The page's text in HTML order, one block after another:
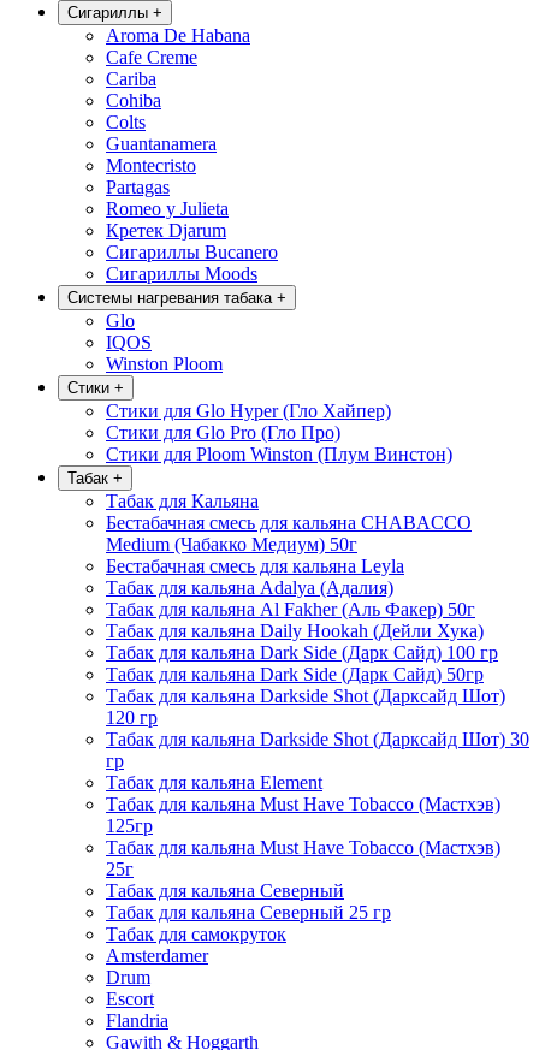
Сигариллы +
Aroma De Habana
Cafe Creme
Cariba
Cohiba
Colts
Guantanamera
Montecristo
Partagas
Romeo y Julieta
Кретек Djarum
Сигариллы Bucanero
Сигариллы Moods
Системы нагревания табака +
Glo
IQOS
Winston Ploom
Стики +
Стики для Glo Hyper (Гло Хайпер)
Стики для Glo Pro (Гло Про)
Стики для Ploom Winston (Плум Винстон)
Табак +
Табак для Кальяна
Бестабачная смесь для кальяна CHABACCO
Medium (Чабакко Медиум) 50г
Бестабачная смесь для кальяна Leyla
Табак для кальяна Adalya (Адалия)
Табак для кальяна Al Fakher (Аль Факер) 50г
Табак для кальяна Daily Hookah (Дейли Хука)
Табак для кальяна Dark Side (Дарк Сайд) 100 гр
Табак для кальяна Dark Side (Дарк Сайд) 50гр
Табак для кальяна Darkside Shot (Дарксайд Шот)
120 гр
Табак для кальяна Darkside Shot (Дарксайд Шот) 30
гр
Табак для кальяна Element
Табак для кальяна Must Have Tobacco (Мастхэв)
125гр
Табак для кальяна Must Have Tobacco (Мастхэв)
25г
Табак для кальяна Северный
Табак для кальяна Северный 25 гр
Табак для самокруток
Amsterdamer
Drum
Escort
Flandria
Gawith & Hoggarth